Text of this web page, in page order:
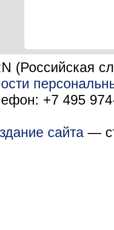
(Российская
+7 495
сайта —